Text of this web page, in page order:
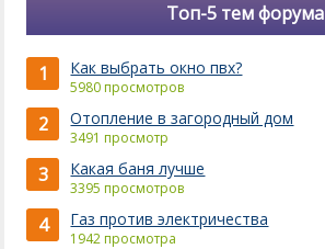
Топ-5 тем форума
1 Как выбрать окно пвх?
5980 просмотров
2 Отопление в загородный дом
3491 просмотр
3 Какая баня лучше
3395 просмотров
4 Газ против электричества
1942 просмотра